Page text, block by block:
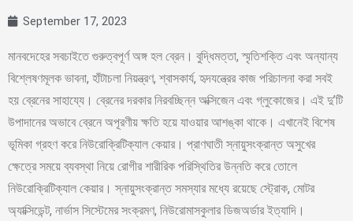
September 17, 2023
মানবদেহের সবচাইতে গুরুত্বপূর্ণ অঙ্গ হল ব্রেন। বুদ্ধিমত্তা, স্মৃতিশক্তি এবং অন্যান্য
বিশ্লেষণমূলক ভাবনা, হাঁটাচলা নিয়ন্ত্রণ, শ্বাসকার্য, হৃদযন্ত্রের কাজ পরিচালনা করা সবই
হয় ব্রেনের সাহায্যে। ব্রেনের দরকার নিরবচ্ছিন্ন অক্সিজেন এবং গ্লুকোজের। এই দু’টি
উপাদানের অভাবে ব্রেনে অপূরণীয় ক্ষতি হয়ে যাওয়ার আশঙ্কা থাকে। এখানেই বিশেষ
ভূমিকা গ্রহণ করে নিউরোক্রিটিক্যাল কেয়ার। প্রাণঘাতী স্নায়ুসংক্রান্ত অসুখের
ক্ষেত্রে সময়ে ব্যবস্থা নিয়ে রোগীর শারীরিক পরিস্থিতির উন্নতি করে তোলে
নিউরোক্রিটিক্যাল কেয়ার। স্নায়ুসংক্রান্ত সমস্যার মধ্যে রয়েছে স্ট্রোক, মোটর
অ্যাক্সিডেন্ট, নার্ভাস সিস্টেমের সংক্রমণ, নিউরোমাসকুলার ডিজঅর্ডার ইত্যাদি।